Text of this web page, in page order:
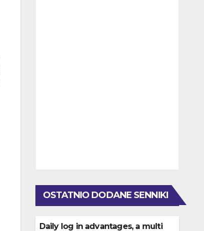
OSTATNIO DODANE SENNIKI
Daily log in advantages, a multi